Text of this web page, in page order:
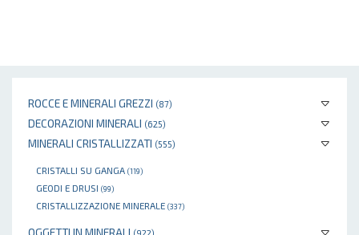
ROCCE E MINERALI GREZZI (87)
DECORAZIONI MINERALI (625)
MINERALI CRISTALLIZZATI (555)
CRISTALLI SU GANGA (119)
GEODI E DRUSI (99)
CRISTALLIZZAZIONE MINERALE (337)
OGGETTI IN MINERALI